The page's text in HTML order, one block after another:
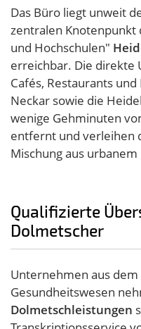
Das Büro liegt unweit
zentralen Knotenpunkt
und Hochschulen"
erreichbar. Die direkte
Cafés, Restaurants
Neckar sowie die
wenige Gehminuten
entfernt und verleihen
Mischung aus
Qualifizierte
Dolmetscher
Unternehmen aus dem
Gesundheitswesen
Dolmetschleistungen